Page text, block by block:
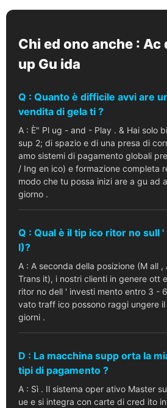
Chi ed ono anche : Ac
up Gu ida
Q : Quanto è difficile avvi are
vendita di gela ti ?
A : È" Pl ug - and - Play . & Hai solo
sup 2; di spazio e di una presa di
amo sistemi di pagamento globali
/ Ing en ico) e formazione completa
modo che tu possa inizi are a gu ad
giorno .
Q : Qual è il tip ico ritor no sull
I)?
A : A seconda della posizione (M all
Trans it), i nostri clienti in genere ott
ritor no dell ' investi mento entro 3 -
vato traff ico possono raggi ungere il
giorni .
D : La macchina supp orta la
tipi di pagamento ?
A : Sì . Il sistema oper ativo Master
ue e si integra con carte di cred ito